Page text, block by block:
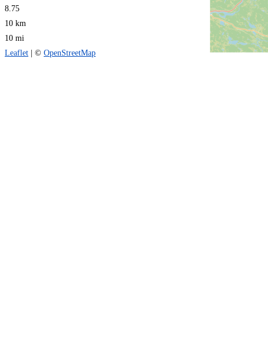
8.75
10 km
10 mi
Leaflet | © OpenStreetMap